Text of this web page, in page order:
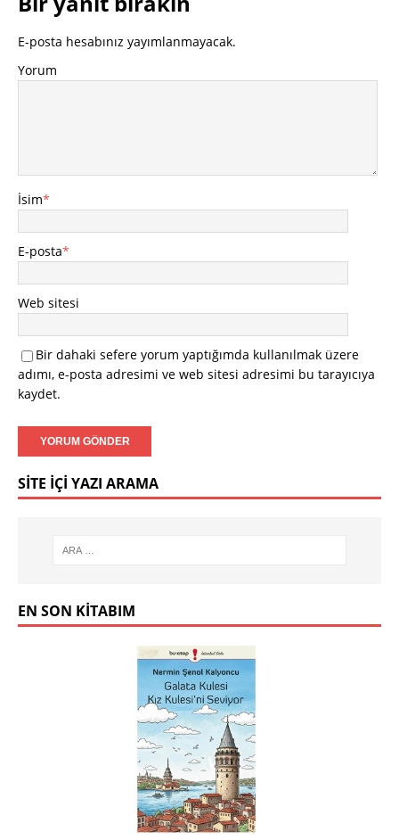
E-posta hesabınız yayımlanmayacak.
Yorum
İsim*
E-posta*
Web sitesi
Bir dahaki sefere yorum yaptığımda kullanılmak üzere
adımı, e-posta adresimi ve web sitesi adresimi bu tarayıcıya
kaydet.
SITE İÇI YAZI ARAMA
EN SON KITABIM